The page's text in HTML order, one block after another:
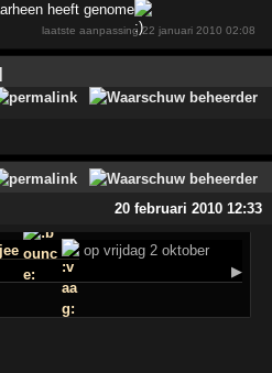
heeft genome
laatste aanpassing22 januari 2010 02:08
20 februari 2010 12:33
op vrijdag 2 oktober
▶